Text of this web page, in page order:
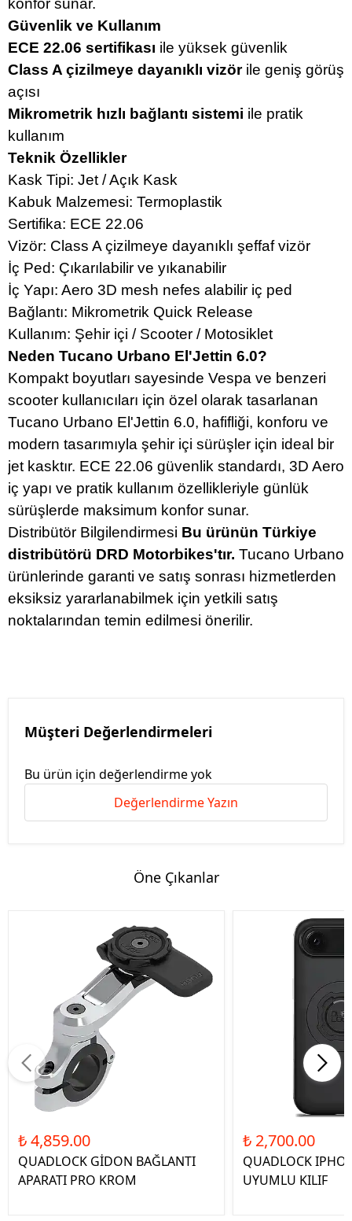
konfor sunar.
Güvenlik ve Kullanım
ECE 22.06 sertifikası ile yüksek güvenlik
Class A çizilmeye dayanıklı vizörile geniş görüş
açısı
Mikrometrik hızlı bağlantı sistemi ile pratik
kullanım
Teknik Özellikler
Kask Tipi: Jet / Açık Kask
Kabuk Malzemesi: Termoplastik
Sertifika: ECE 22.06
Vizör: Class A çizilmeye dayanıklı şeffaf vizör
İç Ped: Çıkarılabilir ve yıkanabilir
İç Yapı: Aero 3D mesh nefes alabilir iç ped
Bağlantı: Mikrometrik Quick Release
Kullanım: Şehir içi / Scooter / Motosiklet
Neden Tucano Urbano El'Jettin 6.0?
Kompakt boyutları sayesinde Vespa ve benzeri
scooter kullanıcıları için özel olarak tasarlanan
Tucano Urbano El'Jettin 6.0, hafifliği, konforu ve
modern tasarımıyla şehir içi sürüşler için ideal bir
jet kasktır. ECE 22.06 güvenlik standardı, 3D Aero
iç yapı ve pratik kullanım özellikleriyle günlük
sürüşlerde maksimum konfor sunar.
Distribütör Bilgilendirmesi Bu ürünün Türkiye
distribütörü DRD Motorbikes'tır. Tucano Urbano
ürünlerinde garanti ve satış sonrası hizmetlerden
eksiksiz yararlanabilmek için yetkili satış
noktalarından temin edilmesi önerilir.
Müşteri Değerlendirmeleri
Bu ürün için değerlendirme yok
Değerlendirme Yazın
Öne Çıkanlar
₺ 4,859.00
QUADLOCK GİDON BAĞLANTI
APARATI PRO KROM
₺ 2,700.00
QUADLOCK
UYUMLU KILIF